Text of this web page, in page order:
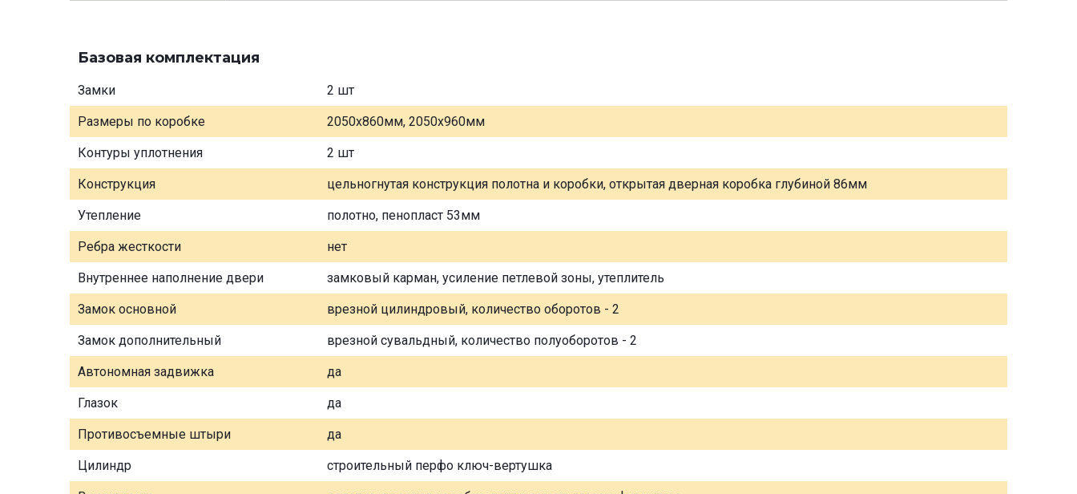
Базовая комплектация
Замки 2 шт
Размеры по коробке 2050х860мм, 2050х960мм
Контуры уплотнения 2 шт
Конструкция цельногнутая конструкция полотна и коробки, открытая дверная коробка глубиной 86мм
Утепление полотно, пенопласт 53мм
Ребра жесткости нет
Внутреннее наполнение двери замковый карман, усиление петлевой зоны, утеплитель
Замок основной врезной цилиндровый, количество оборотов - 2
Замок дополнительный врезной сувальдный, количество полуоборотов - 2
Автономная задвижка да
Глазок да
Противосъемные штыри да
Цилиндр строительный перфо ключ-вертушка